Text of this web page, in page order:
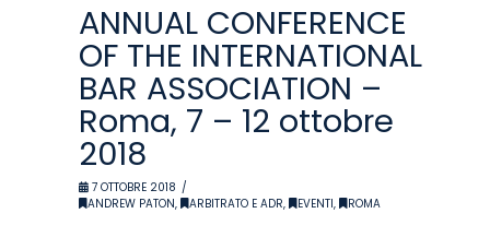
ANNUAL CONFERENCE
OF THE INTERNATIONAL
BAR ASSOCIATION –
Roma, 7 – 12 ottobre
2018
7 OTTOBRE 2018
ANDREW PATON, ARBITRATO E ADR, EVENTI, ROMA